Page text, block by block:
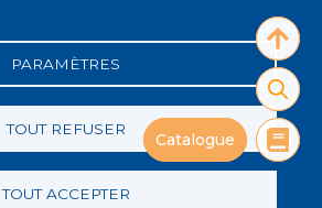
PARAMÈTRES
TOUT REFUSER
TOUT ACCEPTER
Catalogue
Catalogue
Conditions générales de vente
Charte éthique